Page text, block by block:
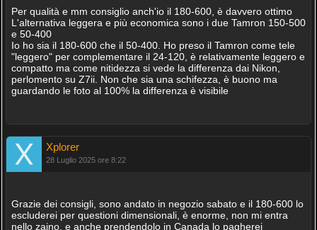
Per qualità e mm consiglio anch'io il 180-600, è davvero ottimo
L'alternativa leggera e più economica sono i due Tamron 150-500
e 50-400
Io ho sia il 180-600 che il 50-400. Ho preso il Tamron come tele
"leggero" per complementare il 24-120, è relativamente leggero e
compatto ma come nitidezza si vede la differenza dai Nikon,
perlomento su Z7ii. Non che sia una schifezza, è buono ma
guardando le foto al 100% la differenza è visibile
Xplorer
28 Luglio 2025 ore 8:22
Grazie dei consigli, sono andato in negozio sabato e il 180-600 lo
escluderei per questioni dimensionali, è enorme, non mi entra
nello zaino, e anche prendendolo in Canada lo pagherei